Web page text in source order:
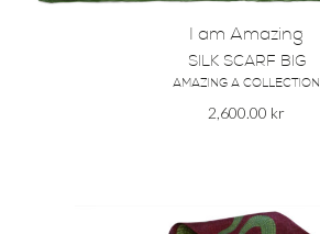
I am Amazing
SILK SCARF BIG
AMAZING A COLLECTION
2,600.00 kr